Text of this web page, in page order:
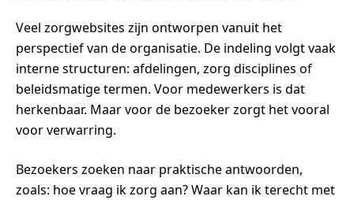
Veel zorgwebsites zijn ontworpen vanuit het
perspectief van de organisatie. De indeling volgt vaak
interne structuren: afdelingen, zorg disciplines of
beleidsmatige termen. Voor medewerkers is dat
herkenbaar. Maar voor de bezoeker zorgt het vooral
voor verwarring.
Bezoekers zoeken naar praktische antwoorden,
zoals: hoe vraag ik zorg aan? Waar kan ik terecht met